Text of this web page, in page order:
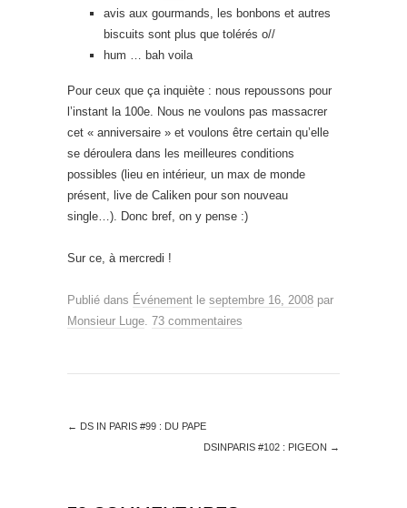
avis aux gourmands, les bonbons et autres
biscuits sont plus que tolérés o//
hum … bah voila
Pour ceux que ça inquiète : nous repoussons pour
l’instant la 100e. Nous ne voulons pas massacrer
cet « anniversaire » et voulons être certain qu’elle
se déroulera dans les meilleures conditions
possibles (lieu en intérieur, un max de monde
présent, live de Caliken pour son nouveau
single…). Donc bref, on y pense :)
Sur ce, à mercredi !
Publié dans Événement le septembre 16, 2008 par
Monsieur Luge 73 commentaires
← DS IN PARIS #99 : DU PAPE
DSINPARIS #102 : PIGEON →